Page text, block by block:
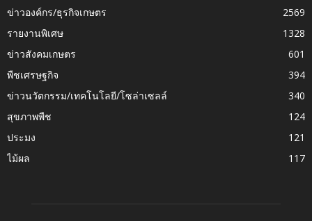
ข่าวองค์กร/ธุรกิจเกษตร
2569
รายงานพิเศษ
1328
ข่าวสังคมเกษตร
601
พืชเศรษฐกิจ
394
ข่าวนวัตกรรม/เทคโนโลยี/โซล่าเซลล์
340
สุขภาพพืช
124
ประมง
121
ไม้ผล
117